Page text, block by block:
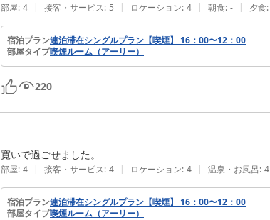
部屋: 4 | 接客・サービス: 5 | ロケーション: 4 | 朝食: - | 夕食:
宿泊プラン連泊滞在シングルプラン【喫煙】 16：00〜12：00
部屋タイプ喫煙ルーム（アーリー）
220
寛いで過ごせました。
部屋: 4 | 接客・サービス: 4 | ロケーション: 4 | 温泉・お風呂: 4
宿泊プラン連泊滞在シングルプラン【喫煙】 16：00〜12：00
部屋タイプ喫煙ルーム（アーリー）